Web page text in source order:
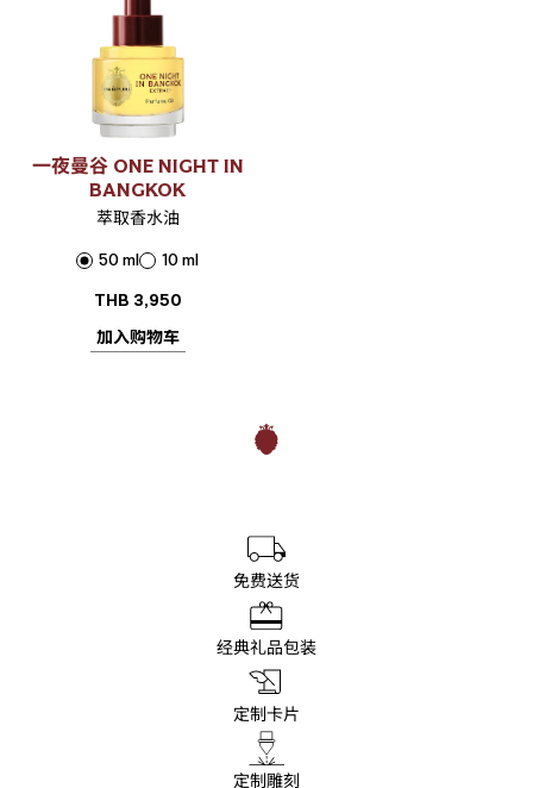
一夜曼谷 ONE NIGHT IN
BANGKOK
萃取香水油
50 ml
10 ml
THB 3,950
加入购物车
免费送货
经典礼品包装
定制卡片
定制雕刻